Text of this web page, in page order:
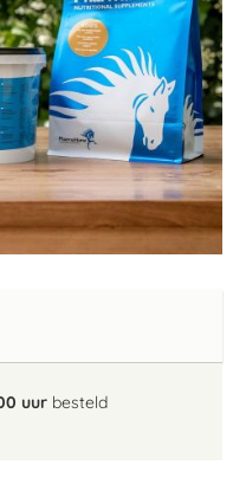
uurbesteld